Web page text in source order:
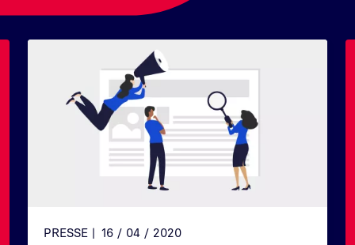
PRESSE 16 / 04 / 2020